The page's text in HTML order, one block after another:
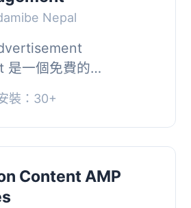
Nepal
是一個免費的
外掛是響應式且功能豐
用者需求。, 這是一...
裝：30+
Content AMP